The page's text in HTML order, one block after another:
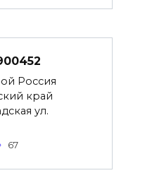
Россия
край
ул.
67